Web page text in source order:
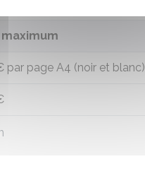
par page A4 (noir et blanc)